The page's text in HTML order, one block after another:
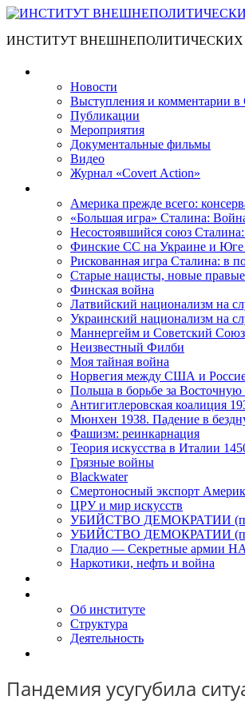
ИНСТИТУТ
Новости
Выступления и коммента­рии
Публикации
Мероприятия
Документальные фильмы
Видео
Журнал «Covert Action»
Америка прежде всего:
«Большая игра» Сталина:
Несостоявшийся союз Сталина:
Финские СС на Украине и Юге
Рискованная игра Сталина: в
Старые нацисты, новые
Финская война
Латвийский национализм на
Украинский национализм на
Маннергейм и Советский Союз
Неизвестный Филби
Моя тайная война
Норвегия между США и
Польша в борьбе за Восточную
Антигитлеровская коалиция
Мюнхен 1938. Падение в
Фашизм: реинкарнация
Теория искусства в Италии
Грязные войны
Blackwater
Смертоносный экспорт
ЦРУ и мир искусств
УБИЙСТВО ДЕМОКРАТИИ
УБИЙСТВО ДЕМОКРАТИИ
Гладио — Секретные армии
Наркотики, нефть и война
Об институте
Структура
Деятельность
Пандемия усугубила